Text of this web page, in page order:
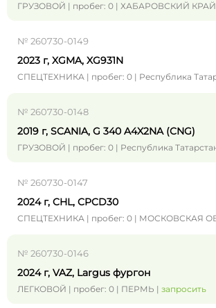
ГРУЗОВОЙ | пробег: 0 | ХАБАРОВСКИЙ КРАЙ
№ 260730-0149
2023 г, XGMA, XG931N
СПЕЦТЕХНИКА | пробег: 0 | Республика
№ 260730-0148
2019 г, SCANIA, G 340 A4X2NA (CNG)
ГРУЗОВОЙ | пробег: 0 | Республика
№ 260730-0147
2024 г, CHL, CPCD30
СПЕЦТЕХНИКА | пробег: 0 | МОСКОВСКАЯ
№ 260730-0146
2024 г, VAZ, Largus фургон
ЛЕГКОВОЙ | пробег: 0 | ПЕРМЬ | запросить